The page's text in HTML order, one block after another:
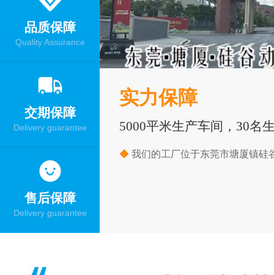
品质保障
Quality Assurance
交期保障
Delivery guarantee
售后保障
Delivery guarantee
实力保障
5000平米生产车间，30名
◆ 我们的工厂位于东莞市塘厦镇硅